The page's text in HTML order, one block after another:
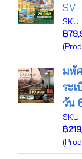
SV
SKU
฿
มหั
ระ
วัน
SKU
฿